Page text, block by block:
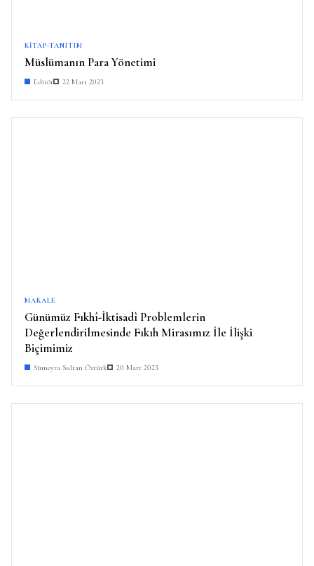
KITAP-TANITIM
Müslümanın Para Yönetimi
Editör 22 Mart 2023
MAKALE
Günümüz Fıkhî-İktisadî Problemlerin
Değerlendirilmesinde Fıkıh Mirasımız İle İlişki
Biçimimiz
Sümeyra Sultan Öztürk 20 Mart 2023